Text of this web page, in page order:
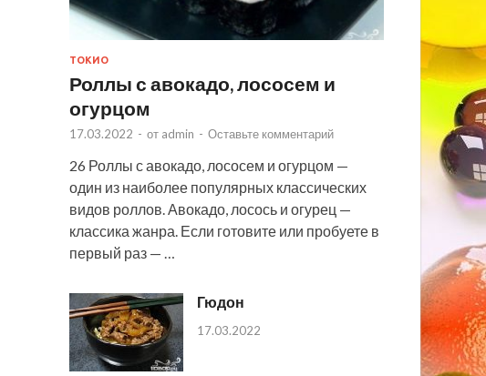
ТОКИО
Роллы с авокадо, лососем и
огурцом
17.03.2022 - от admin - Оставьте комментарий
26 Роллы с авокадо, лососем и огурцом —
один из наиболее популярных классических
видов роллов. Авокадо, лосось и огурец —
классика жанра. Если готовите или пробуете в
первый раз — …
Гюдон
17.03.2022